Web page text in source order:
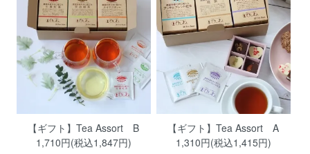
【ギフト】Tea Assort B
1,710円(税込1,847円)
【ギフト】Tea Assort A
1,310円(税込1,415円)